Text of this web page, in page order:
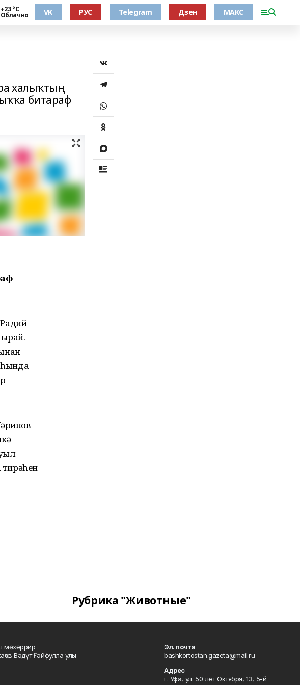
+23 °С
Облачно VK РУС Telegram Дзен МАКС
халыҡтың
битараф
Радий
ырай.
Рубрика "Животные"
мөхәррир
Вәдүт Ғәйфулла улы
Эл. почта
bashkortostan.gazeta@mail.ru
Адрес
г. Уфа, ул. 50 лет Октября, 13, 5-й